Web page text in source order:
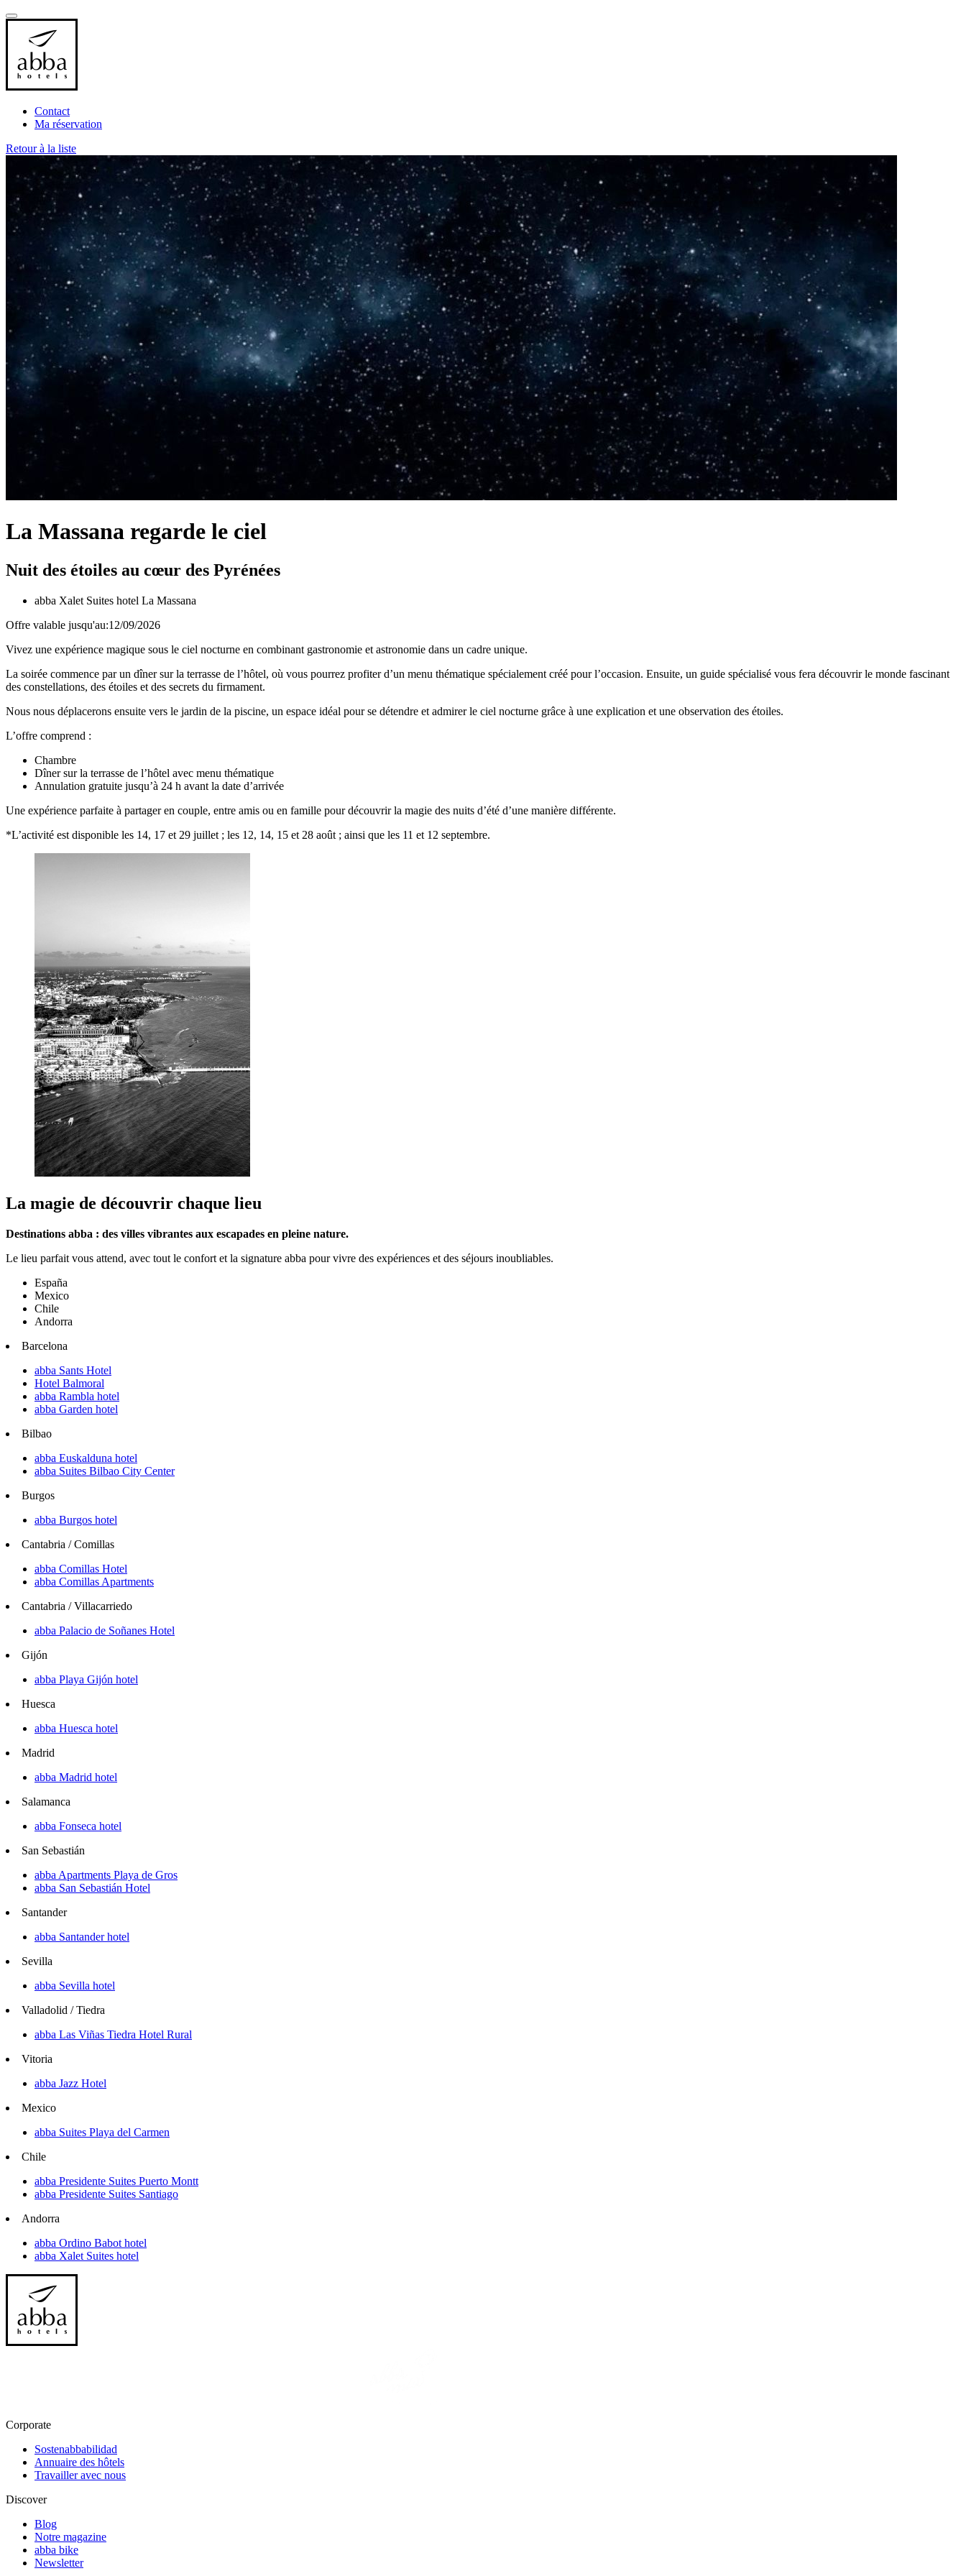
Contact
Ma réservation
Retour à la liste
La Massana regarde le ciel
Nuit des étoiles au cœur des Pyrénées
abba Xalet Suites hotel La Massana
Offre valable jusqu'au:12/09/2026
Vivez une expérience magique sous le ciel nocturne en combinant gastronomie et astronomie dans un cadre unique.
La soirée commence par un dîner sur la terrasse de l’hôtel, où vous pourrez profiter d’un menu thématique spécialement créé pour l’occasion. Ensuite, un guide spécialisé vous fera découvrir le monde fascinant
des constellations, des étoiles et des secrets du firmament.
Nous nous déplacerons ensuite vers le jardin de la piscine, un espace idéal pour se détendre et admirer le ciel nocturne grâce à une explication et une observation des étoiles.
L’offre comprend :
Chambre
Dîner sur la terrasse de l’hôtel avec menu thématique
Annulation gratuite jusqu’à 24 h avant la date d’arrivée
Une expérience parfaite à partager en couple, entre amis ou en famille pour découvrir la magie des nuits d’été d’une manière différente.
*L’activité est disponible les 14, 17 et 29 juillet ; les 12, 14, 15 et 28 août ; ainsi que les 11 et 12 septembre.
La magie de découvrir chaque lieu
Destinations abba : des villes vibrantes aux escapades en pleine nature.
Le lieu parfait vous attend, avec tout le confort et la signature abba pour vivre des expériences et des séjours inoubliables.
España
Mexico
Chile
Andorra
Barcelona
abba Sants Hotel
Hotel Balmoral
abba Rambla hotel
abba Garden hotel
Bilbao
abba Euskalduna hotel
abba Suites Bilbao City Center
Burgos
abba Burgos hotel
Cantabria / Comillas
abba Comillas Hotel
abba Comillas Apartments
Cantabria / Villacarriedo
abba Palacio de Soñanes Hotel
Gijón
abba Playa Gijón hotel
Huesca
abba Huesca hotel
Madrid
abba Madrid hotel
Salamanca
abba Fonseca hotel
San Sebastián
abba Apartments Playa de Gros
abba San Sebastián Hotel
Santander
abba Santander hotel
Sevilla
abba Sevilla hotel
Valladolid / Tiedra
abba Las Viñas Tiedra Hotel Rural
Vitoria
abba Jazz Hotel
Mexico
abba Suites Playa del Carmen
Chile
abba Presidente Suites Puerto Montt
abba Presidente Suites Santiago
Andorra
abba Ordino Babot hotel
abba Xalet Suites hotel
Corporate
Sostenabbabilidad
Annuaire des hôtels
Travailler avec nous
Discover
Blog
Notre magazine
abba bike
Newsletter